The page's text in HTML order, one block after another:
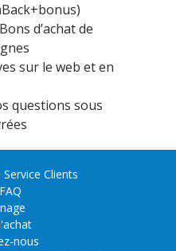
d’achat de
sur le web et en
questions sous
Clients
nous